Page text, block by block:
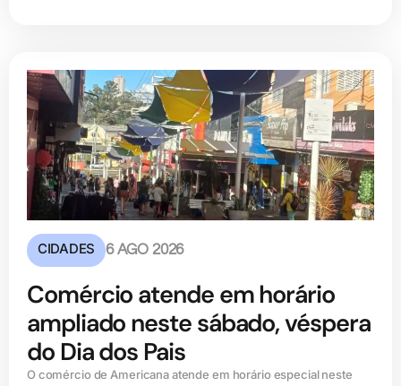
CIDADES 6 AGO 2026
Comércio atende em horário
ampliado neste sábado, véspera
do Dia dos Pais
O comércio de Americana atende em horário especial neste